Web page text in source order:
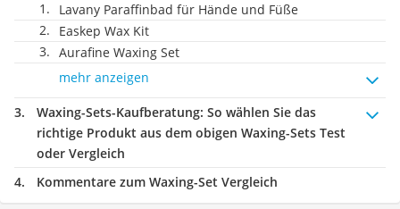
Lavany Paraffinbad für Hände und Füße
Easkep Wax Kit
Aurafine Waxing Set
mehr anzeigen
Waxing-Sets-Kaufberatung: So wählen Sie das
richtige Produkt aus dem obigen Waxing-Sets Test
oder Vergleich
Kommentare zum Waxing-Set Vergleich